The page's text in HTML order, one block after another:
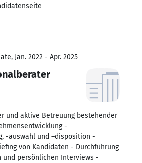
Jan. 2022 - Apr. 2025
und aktive Betreuung bestehender
-
-auswahl und –disposition -
von Kandidaten - Durchführung
persönlichen Interviews -